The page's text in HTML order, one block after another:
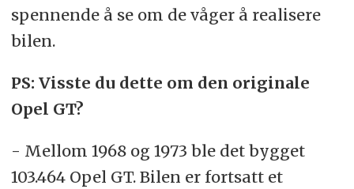
spennende å se om de våger å realisere
bilen.
PS: Visste du dette om den originale
Opel GT?
- Mellom 1968 og 1973 ble det bygget
103.464 Opel GT. Bilen er fortsatt et